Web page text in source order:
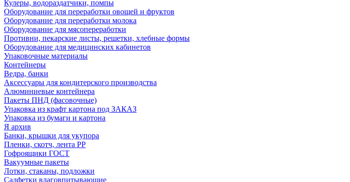
Кулеры, водораздатчики, помпы
Оборудование для переработки овощей и фруктов
Оборудование для переработки молока
Оборудование для мясопереработки
Противни, пекарские листы, решетки, хлебные формы
Оборудование для медицинских кабинетов
Упаковочные материалы
Контейнеры
Ведра, банки
Аксессуары для кондитерского производства
Алюминиевые контейнера
Пакеты ПНД (фасовочные)
Упаковка из крафт картона под ЗАКАЗ
Упаковка из бумаги и картона
Я архив
Банки, крышки для укупора
Пленки, скотч, лента РР
Гофроящики ГОСТ
Вакуумные пакеты
Лотки, стаканы, подложки
Салфетки влаговпитывающие